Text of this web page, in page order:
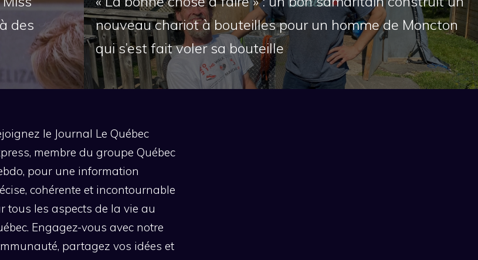
des
nouveau chariot à bouteilles pour un homme de Moncton
qui s’est fait voler sa bouteille
le Journal Le Québec
membre du groupe Québec
pour une information
cohérente et incontournable
tous les aspects de la vie au
Engagez-vous avec notre
partagez vos idées et